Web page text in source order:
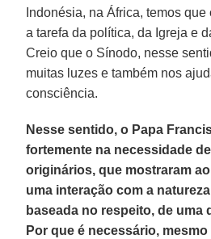
Indonésia, na África, temos
a tarefa da política, da Igreja e
Creio que o Sínodo, nesse
muitas luzes e também nos
consciência.
Nesse sentido, o Papa
fortemente na necessidade
originários, que mostraram
uma interação com a
baseada no respeito, de uma
Por que é necessário,